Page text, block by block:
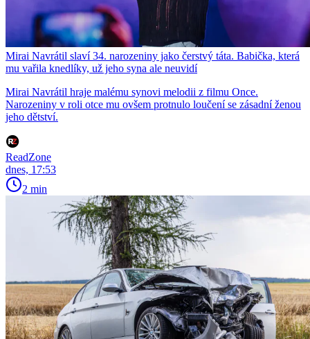
Mirai Navrátil slaví 34. narozeniny jako čerstvý táta. Babička, která
mu vařila knedlíky, už jeho syna ale neuvidí
Mirai Navrátil hraje malému synovi melodii z filmu Once.
Narozeniny v roli otce mu ovšem protnulo loučení se zásadní ženou
jeho dětství.
ReadZone
dnes, 17:53
2 min